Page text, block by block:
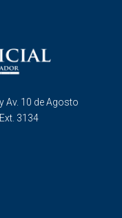
Av. 10 de Agosto
3134